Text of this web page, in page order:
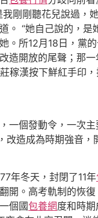
剛剛聽花兒說過，
。 “她自己說的，是
。所12月18日，黨
造開放的尾聲；那
稼漢按下鮮紅手印
個發動令，一次主
改造成為時期強音，
冬天，封閉了11年
開。高考軌制的恢
個國包養網度和時